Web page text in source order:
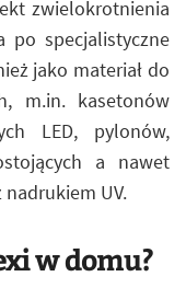
zwielokrotnienia
po specjalistyczne
jako materiał do
m.in. kasetonów
LED, pylonów,
a nawet
UV.
w domu?